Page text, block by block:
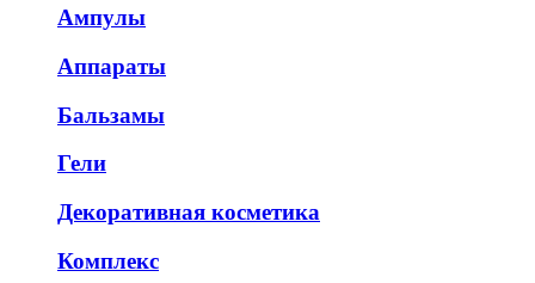
Ампулы
Аппараты
Бальзамы
Гели
Декоративная косметика
Комплекс